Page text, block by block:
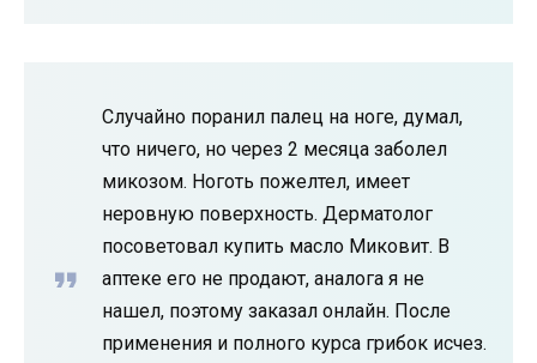
Случайно поранил палец на ноге, думал,
что ничего, но через 2 месяца заболел
микозом. Ноготь пожелтел, имеет
неровную поверхность. Дерматолог
посоветовал купить масло Миковит. В
аптеке его не продают, аналога я не
нашел, поэтому заказал онлайн. После
применения и полного курса грибок исчез.